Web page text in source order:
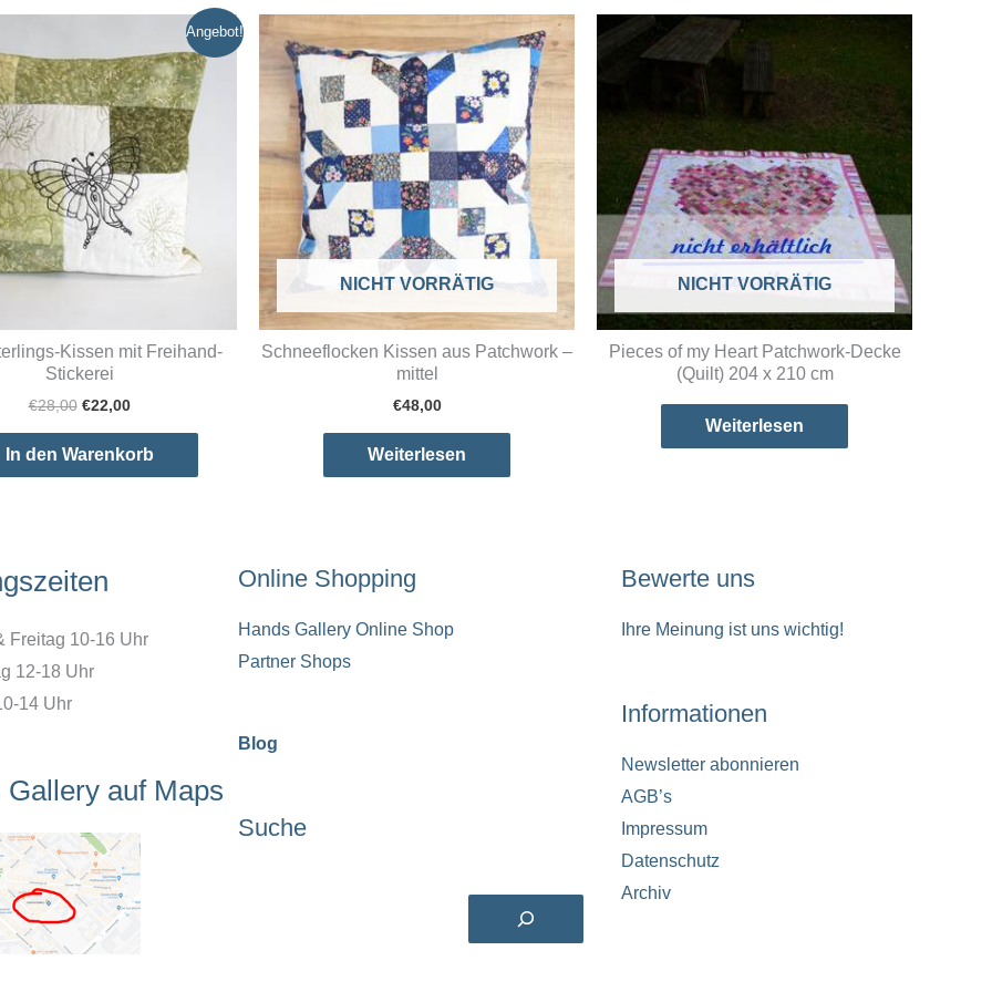
Angebot!
Kissen mit Freihand-
Stickerei
€28,00 Ursprünglicher
€28,00
€22,00Aktueller
ist:
€22,00.
In den Warenkorb
NICHT VORRÄTIG
Schneeflocken Kissen aus Patchwork –
mittel
€48,00
Weiterlesen
NICHT VORRÄTIG
Pieces of my Heart Patchwork-Decke
(Quilt) 204 x 210 cm
Weiterlesen
Freitag 10-16 Uhr
12-18 Uhr
14 Uhr
Gallery auf Maps
Online Shopping
Hands Gallery Online Shop
Partner Shops
Blog
Suche
Bewerte uns
Ihre Meinung ist uns wichtig!
Informationen
Newsletter abonnieren
AGB’s
Impressum
Datenschutz
Archiv